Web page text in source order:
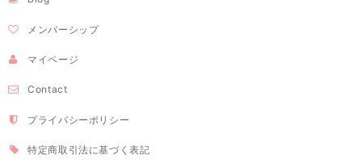
メンバーシップ
マイページ
Contact
プライバシーポリシー
特定商取引法に基づく表記